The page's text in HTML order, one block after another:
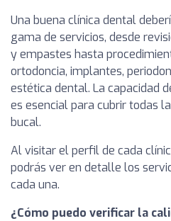
Una buena clínica dental
gama de servicios, desde
y empastes hasta
ortodoncia, implantes,
estética dental. La capacidad
es esencial para cubrir todas
bucal.
Al visitar el perfil de cada
podrás ver en detalle los
cada una.
¿Cómo puedo verificar la